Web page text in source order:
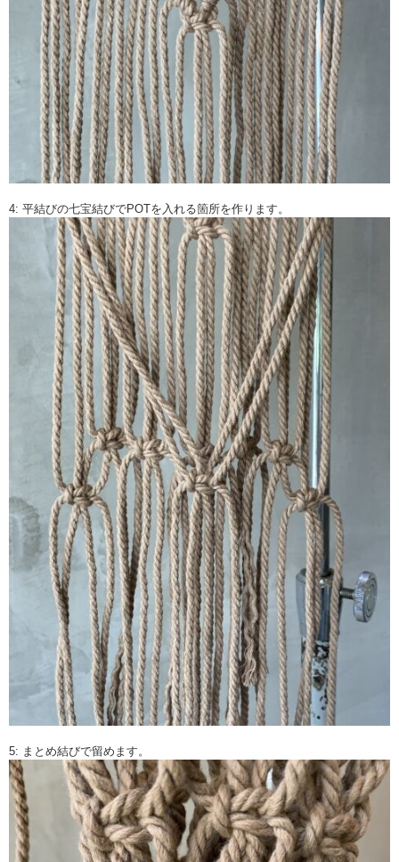
4: 平結びの七宝結びでPOTを入れる箇所を作ります。
5: まとめ結びで留めます。